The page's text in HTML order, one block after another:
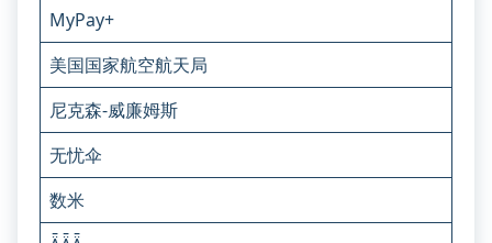
MyPay+
美国国家航空航天局
尼克森-威廉姆斯
无忧伞
数米